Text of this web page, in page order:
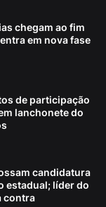
chegam ao fim
em nova fase
de participação
lanchonete do
candidatura
estadual; líder do
contra